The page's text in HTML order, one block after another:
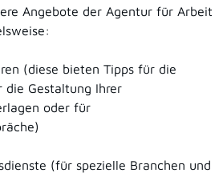
Angebote der Agentur für Arbeit
(diese bieten Tipps für die
die Gestaltung Ihrer
oder für
(für spezielle Branchen und